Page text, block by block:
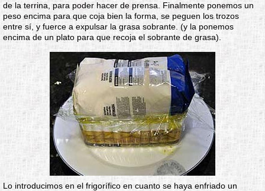
de la terrina, para poder hacer de prensa. Finalmente ponemos un
peso encima para que coja bien la forma, se peguen los trozos
entre sí, y fuerce a expulsar la grasa sobrante. (y la ponemos
encima de un plato para que recoja el sobrante de grasa).
Lo introducimos en el frigorífico en cuanto se haya enfriado un